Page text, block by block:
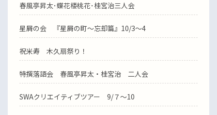
春風亭昇太･蝶花楼桃花･桂宮治三人会
星屑の会 『星屑の町～忘却篇』10/3～4
祝米寿 木久扇祭り！
特撰落語会 春風亭昇太・桂宮治 二人会
SWAクリエイティブツアー 9/７～10